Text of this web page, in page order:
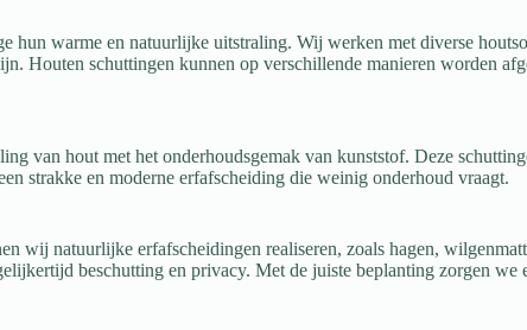
hun warme en natuurlijke uitstraling. Wij werken met diverse
Houten schuttingen kunnen op verschillende manieren worden
van hout met het onderhoudsgemak van kunststof. Deze
strakke en moderne erfafscheiding die weinig onderhoud vraagt.
wij natuurlijke erfafscheidingen realiseren, zoals hagen,
beschutting en privacy. Met de juiste beplanting zorgen